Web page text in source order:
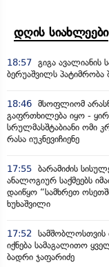
დღის სიახლეები
18:57 გიგა ავალიანის
ბერუაშვილს
18:46 მსოფლიომ
გაფრთხილება იყო -
სრულმასშტაბიანი ომი
რასა იუკნევიჩიენე
17:55 ბარამიძის
ანალოგიურ საქმეებს
დაიწყო “სამხრეთ
ხუხაშვილი
17:52
სამშობლოსთვის
იქნება სამაგალითო
ბადრი ჯაფარიძე